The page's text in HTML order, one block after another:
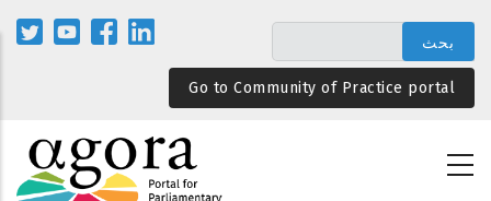
المحتوى
الرئيسيGo to Community of Practice portal